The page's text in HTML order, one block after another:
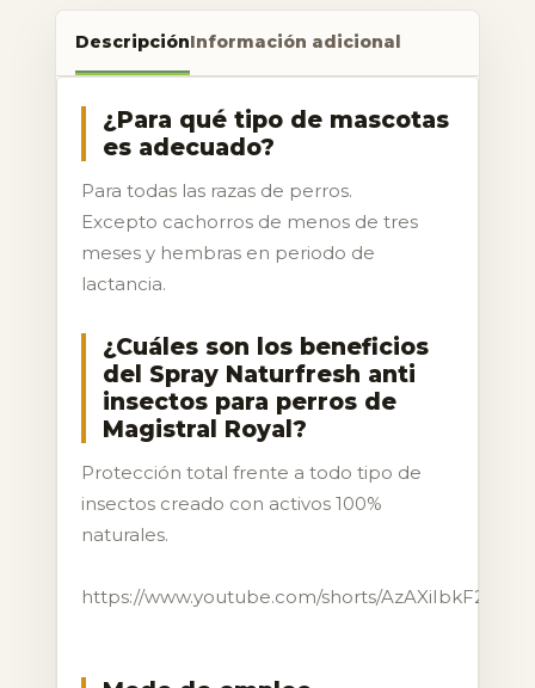
DescripciónInformación adicional
¿Para qué tipo de mascotas
es adecuado?
Para todas las razas de perros.
Excepto cachorros de menos de tres
meses y hembras en periodo de
lactancia.
¿Cuáles son los beneficios
del Spray Naturfresh anti
insectos para perros de
Magistral Royal?
Protección total frente a todo tipo de
insectos creado con activos 100%
naturales.
https://www.youtube.com/shorts/AzAXiIbkF2c